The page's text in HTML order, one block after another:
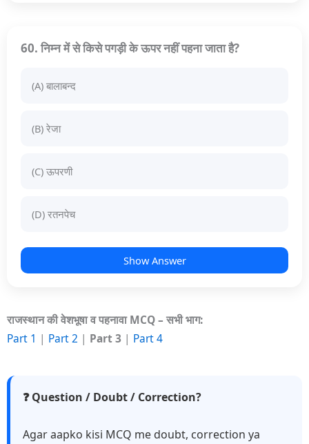
60. निम्न में से किसे पगड़ी के ऊपर नहीं पहना जाता है?
(A) बालाबन्द
(B) रेजा
(C) ऊपरणी
(D) रतनपेच
Show Answer
राजस्थान की वेशभूषा व पहनावा MCQ – सभी भाग:
Part 1 | Part 2 | Part 3 | Part 4
❓ Question / Doubt / Correction?
Agar aapko kisi MCQ me doubt, correction ya